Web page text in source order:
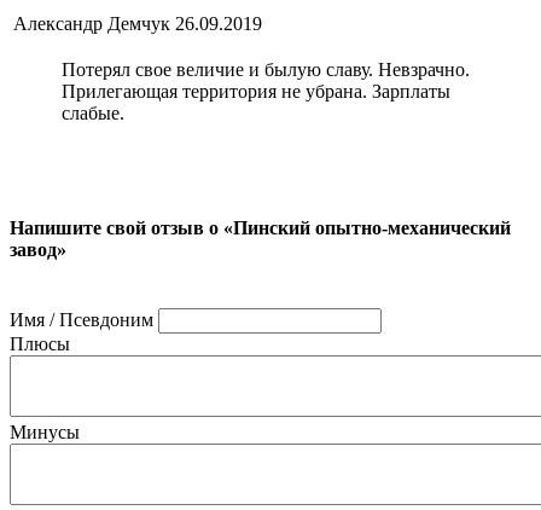
Александр Демчук 26.09.2019
Потерял свое величие и былую славу. Невзрачно.
Прилегающая территория не убрана. Зарплаты
слабые.
Напишите свой отзыв о «Пинский опытно-механический
завод»
Имя / Псевдоним
Плюсы
Минусы